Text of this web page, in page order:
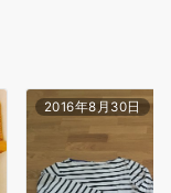
2016年8月30日